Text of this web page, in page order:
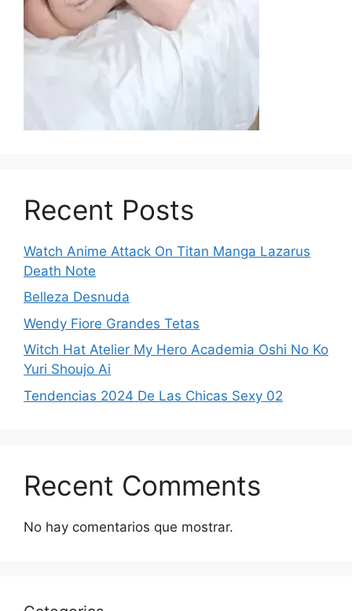
Recent Posts
Watch Anime Attack On Titan Manga Lazarus
Death Note
Belleza Desnuda
Wendy Fiore Grandes Tetas
Witch Hat Atelier My Hero Academia Oshi No Ko
Yuri Shoujo Ai
Tendencias 2024 De Las Chicas Sexy 02
Recent Comments
No hay comentarios que mostrar.